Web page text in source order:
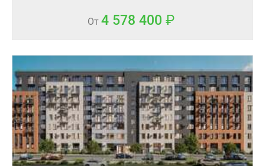
От 4 578 400